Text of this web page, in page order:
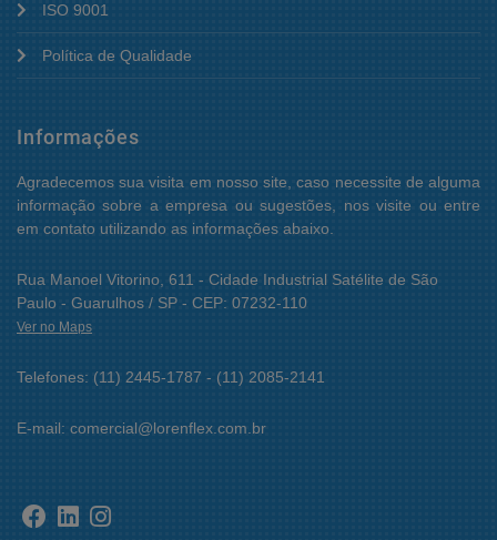
ISO 9001
Política de Qualidade
Informações
Agradecemos sua visita em nosso site, caso necessite de alguma
informação sobre a empresa ou sugestões, nos visite ou entre
em contato utilizando as informações abaixo.
Rua Manoel Vitorino, 611 - Cidade Industrial Satélite de São
Paulo - Guarulhos / SP - CEP: 07232-110
Ver no Maps
Telefones: (11) 2445-1787 - (11) 2085-2141
E-mail: comercial@lorenflex.com.br